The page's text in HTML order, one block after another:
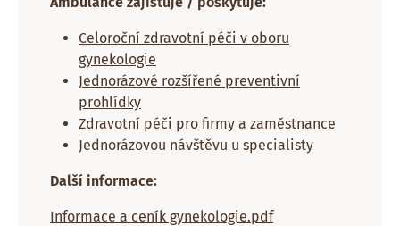
Celoroční zdravotní péči v oboru
gynekologie
Jednorázové rozšířené preventivní
prohlídky
Zdravotní péči pro firmy a zaměstnance
Jednorázovou návštěvu u specialisty
Další informace:
Informace a ceník gynekologie.pdf